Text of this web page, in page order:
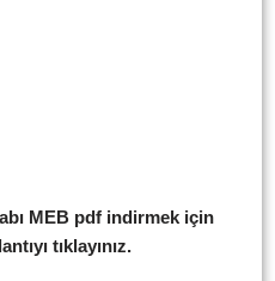
MEB pdf indirmek için
tıklayınız.